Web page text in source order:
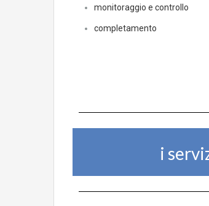
monitoraggio e controllo
completamento
i